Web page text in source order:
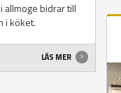
allmoge bidrar till
i köket.
LÄS MER